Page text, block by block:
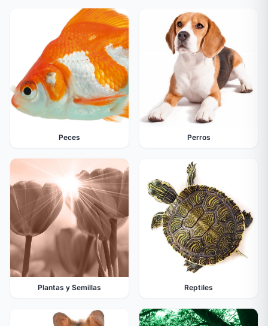
Peces Perros
Plantas y Semillas Reptiles